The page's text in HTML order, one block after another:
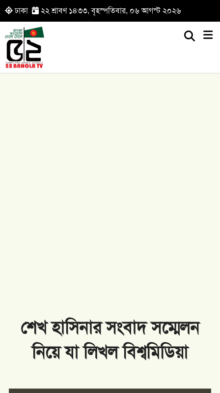
ঢাকা ২২ শ্রাবণ ১৪৩৩, বৃহস্পতিবার, ০৬ আগস্ট ২০২৬
শেখ হাসিনার সংবাদ সম্মেলন
নিয়ে যা লিখল বিশ্বমিডিয়া